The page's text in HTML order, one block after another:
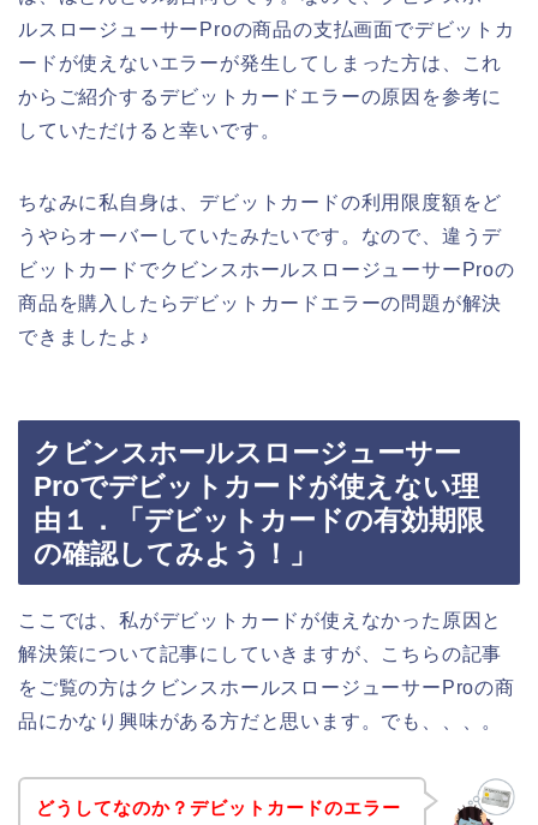
ルスロージューサーProの商品の支払画面でデビットカ
ードが使えないエラーが発生してしまった方は、これ
からご紹介するデビットカードエラーの原因を参考に
していただけると幸いです。
ちなみに私自身は、デビットカードの利用限度額をど
うやらオーバーしていたみたいです。なので、違うデ
ビットカードでクビンスホールスロージューサーProの
商品を購入したらデビットカードエラーの問題が解決
できましたよ♪
クビンスホールスロージューサー
Proでデビットカードが使えない理
由１．「デビットカードの有効期限
の確認してみよう！」
ここでは、私がデビットカードが使えなかった原因と
解決策について記事にしていきますが、こちらの記事
をご覧の方はクビンスホールスロージューサーProの商
品にかなり興味がある方だと思います。でも、、、。
どうしてなのか？デビットカードのエラー